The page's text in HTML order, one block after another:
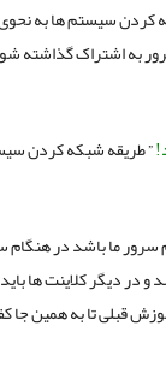
کردن سیستم ها به
به اشتراک گذاشته
” طریقه شبکه کردن
سرور ما باشد در